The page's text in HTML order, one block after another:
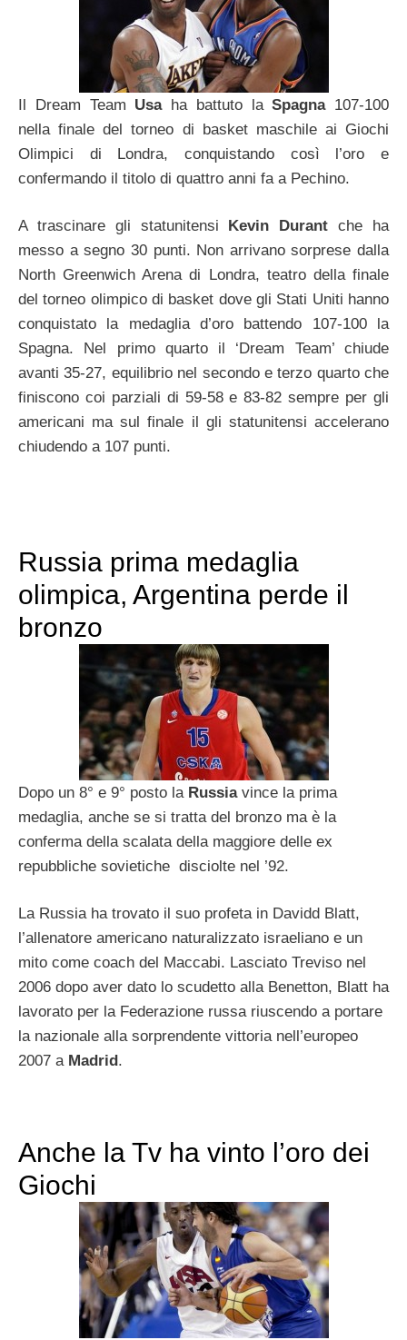
Il Dream Team Usaha battuto laSpagna107-100
nella finale del torneo di basket maschile ai Giochi
Olimpici di Londra, conquistando così l’oro e
confermando il titolo di quattro anni fa a Pechino.
A trascinare gli statunitensi Kevin Durant che ha
messo a segno 30 punti. Non arrivano sorprese dalla
North Greenwich Arena di Londra, teatro della finale
del torneo olimpico di basket dove gli Stati Uniti hanno
conquistato la medaglia d’oro battendo 107-100 la
Spagna. Nel primo quarto il ‘Dream Team’ chiude
avanti 35-27, equilibrio nel secondo e terzo quarto che
finiscono coi parziali di 59-58 e 83-82 sempre per gli
americani ma sul finale il gli statunitensi accelerano
chiudendo a 107 punti.
Russia prima medaglia
olimpica, Argentina perde il
bronzo
Dopo un 8° e 9° posto la Russiavince la prima
medaglia, anche se si tratta del bronzo ma è la
conferma della scalata della maggiore delle ex
repubbliche sovietiche disciolte nel ’92.
La Russia ha trovato il suo profeta in Davidd Blatt,
l’allenatore americano naturalizzato israeliano e un
mito come coach del Maccabi. Lasciato Treviso nel
2006 dopo aver dato lo scudetto alla Benetton, Blatt ha
lavorato per la Federazione russa riuscendo a portare
la nazionale alla sorprendente vittoria nell’europeo
2007 a Madrid .
Anche la Tv ha vinto l’oro dei
Giochi